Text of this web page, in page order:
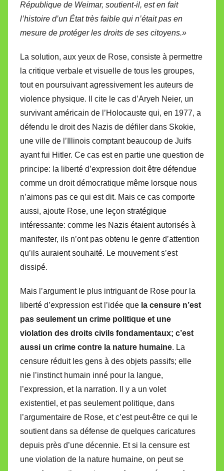
République de Weimar, soutient-il, est en fait
l’histoire d’un État très faible qui n’était pas en
mesure de protéger les droits de ses citoyens.»
La solution, aux yeux de Rose, consiste à permettre
la critique verbale et visuelle de tous les groupes,
tout en poursuivant agressivement les auteurs de
violence physique. Il cite le cas d’Aryeh Neier, un
survivant américain de l’Holocauste qui, en 1977, a
défendu le droit des Nazis de défiler dans Skokie,
une ville de l’Illinois comptant beaucoup de Juifs
ayant fui Hitler. Ce cas est en partie une question de
principe: la liberté d’expression doit être défendue
comme un droit démocratique même lorsque nous
n’aimons pas ce qui est dit. Mais ce cas comporte
aussi, ajoute Rose, une leçon stratégique
intéressante: comme les Nazis étaient autorisés à
manifester, ils n’ont pas obtenu le genre d’attention
qu’ils auraient souhaité. Le mouvement s’est
dissipé.
Mais l’argument le plus intriguant de Rose pour la
liberté d’expression est l’idée que la censure n’est
pas seulement un crime politique et une
violation des droits civils fondamentaux; c’est
aussi un crime contre la nature humaine. La
censure réduit les gens à des objets passifs; elle
nie l’instinct humain inné pour la langue,
l’expression, et la narration. Il y a un volet
existentiel, et pas seulement politique, dans
l’argumentaire de Rose, et c’est peut-être ce qui le
soutient dans sa défense de quelques caricatures
depuis près d’une décennie. Et si la censure est
une violation de la nature humaine, on peut se